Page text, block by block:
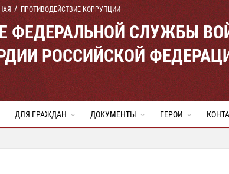
ПРОТИВОДЕЙСТВИЕ КОРРУПЦИИ
ФЕДЕРАЛЬНОЙ СЛУЖБЫ
РОССИЙСКОЙ
ДЛЯ ГРАЖДАН ДОКУМЕНТЫ ГЕРОИ